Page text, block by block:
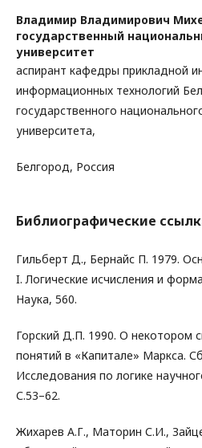
Владимир Владимирович
государственный
университет
аспирант кафедры прикладной
информационных технологий
государственного
университета,
Белгород, Россия
Библиографические
Гильберт Д., Бернайс П. 1979.
I. Логические исчисления и
Наука, 560.
Горский Д.П. 1990. О некотором
понятий в «Капитале» Маркса.
Исследования по логике
С.53–62.
Жихарев А.Г., Маторин С.И.,